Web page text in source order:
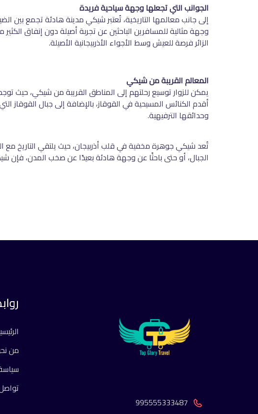
الجوانب التي تجعلها وجهة سياحية فريدة
إلى جانب معالمها التاريخية، تُعتبر شيكي مدينة هادئة تجمع بين
وجهة مثالية للمسافرين الباحثين عن تجربة أصيلة دون إنفاق الكثير
الزائر فرصة للعيش وسط الأجواء الأذربيجانية الأصيلة.
المعالم القريبة من شيكي
يمكن للزوار توسيع رحلتهم إلى المناطق القريبة من شيكي، حيث
أقدم الكنائس المسيحية في القوقاز، بالإضافة إلى جبال القوقاز
وحدائقها الترفيهية.
تُعد شيكي جوهرة مخفية في قلب أذربيجان، حيث يلتقي التاريخ مع
الجبال، أو حتى باحثًا عن وجهة هادئة بعيدًا عن صخب المدن،
995555333487
من